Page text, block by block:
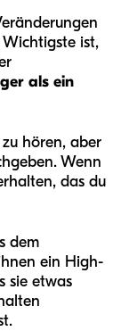
ist,
als ein
zu hören, aber
Wenn
das du
dem
ein High-
sie etwas